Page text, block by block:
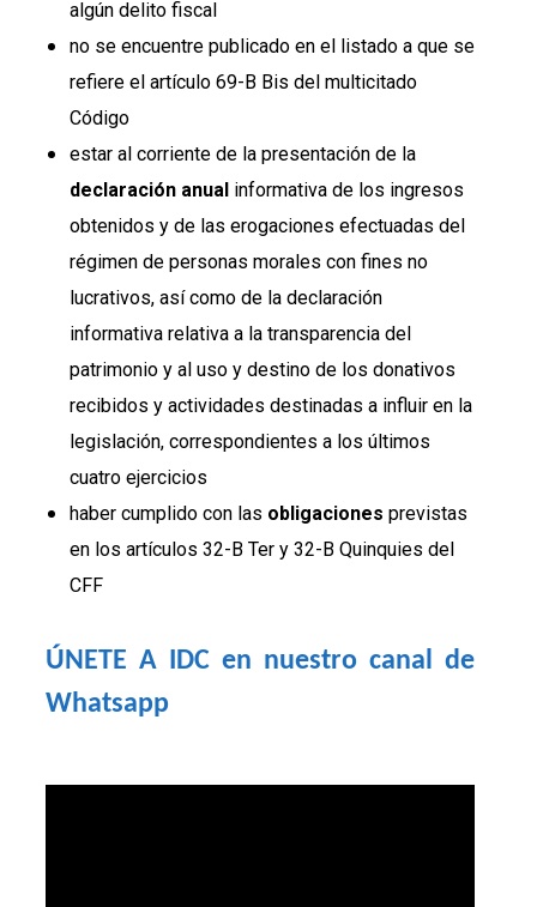
algún delito fiscal
no se encuentre publicado en el listado a que se
refiere el artículo 69-B Bis del multicitado
Código
estar al corriente de la presentación de la
declaración anualinformativa de los ingresos
obtenidos y de las erogaciones efectuadas del
régimen de personas morales con fines no
lucrativos, así como de la declaración
informativa relativa a la transparencia del
patrimonio y al uso y destino de los donativos
recibidos y actividades destinadas a influir en la
legislación, correspondientes a los últimos
cuatro ejercicios
haber cumplido con las obligaciones previstas
en los artículos 32-B Ter y 32-B Quinquies del
CFF
ÚNETE A IDC en nuestro canal de
Whatsapp